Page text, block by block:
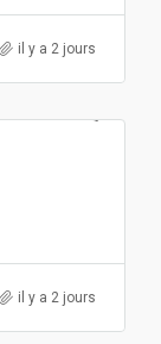
il y a 2 jours
il y a 2 jours